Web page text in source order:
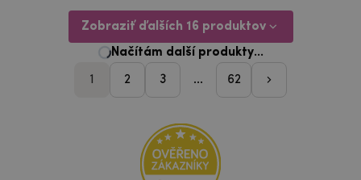
Zobraziť ďalších 16 produktov
...